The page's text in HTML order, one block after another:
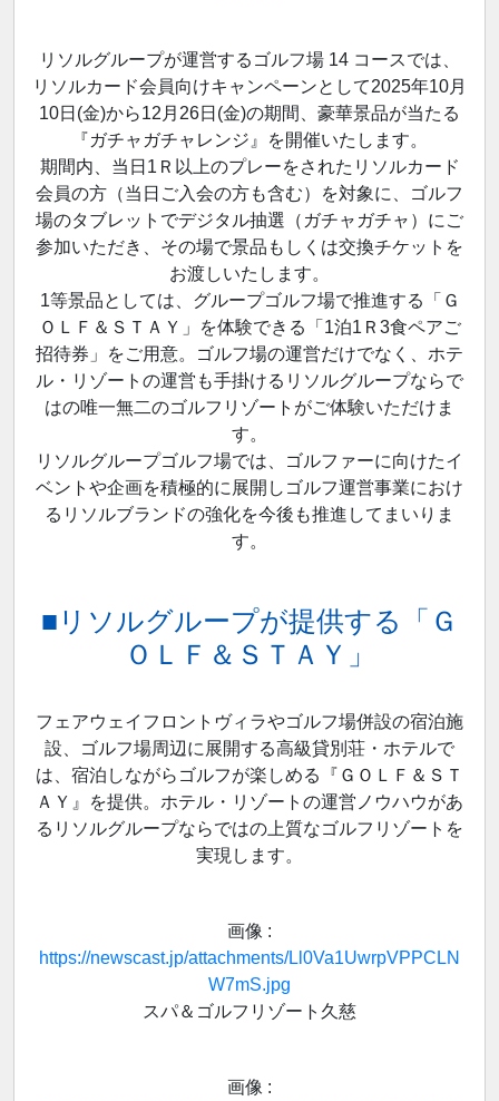
リソルグループが運営するゴルフ場 14 コースでは、
リソルカード会員向けキャンペーンとして2025年10月
10日(金)から12月26日(金)の期間、豪華景品が当たる
『ガチャガチャレンジ』を開催いたします。
期間内、当日1Ｒ以上のプレーをされたリソルカード
会員の方（当日ご入会の方も含む）を対象に、ゴルフ
場のタブレットでデジタル抽選（ガチャガチャ）にご
参加いただき、その場で景品もしくは交換チケットを
お渡しいたします。
1等景品としては、グループゴルフ場で推進する「Ｇ
ＯＬＦ＆ＳＴＡＹ」を体験できる「1泊1Ｒ3食ペアご
招待券」をご用意。ゴルフ場の運営だけでなく、ホテ
ル・リゾートの運営も手掛けるリソルグループならで
はの唯一無二のゴルフリゾートがご体験いただけま
す。
リソルグループゴルフ場では、ゴルファーに向けたイ
ベントや企画を積極的に展開しゴルフ運営事業におけ
るリソルブランドの強化を今後も推進してまいりま
す。
■リソルグループが提供する「Ｇ
ＯＬＦ＆ＳＴＡＹ」
フェアウェイフロントヴィラやゴルフ場併設の宿泊施
設、ゴルフ場周辺に展開する高級貸別荘・ホテルで
は、宿泊しながらゴルフが楽しめる『ＧＯＬＦ＆ＳＴ
ＡＹ』を提供。ホテル・リゾートの運営ノウハウがあ
るリソルグループならではの上質なゴルフリゾートを
実現します。
画像 :
https://newscast.jp/attachments/Ll0Va1UwrpVPPCLN
W7mS.jpg
スパ＆ゴルフリゾート久慈
画像 :